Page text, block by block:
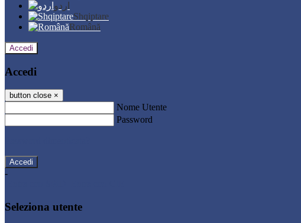
اردو
Shqiptare
Română
Accedi
Accedi
button close ×
Nome Utente
Password
-
Seleziona utente